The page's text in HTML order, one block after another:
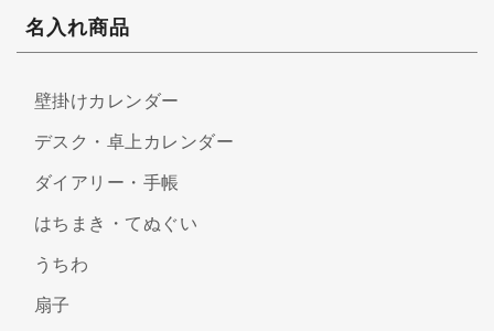
名入れ商品
壁掛けカレンダー
デスク・卓上カレンダー
ダイアリー・手帳
はちまき・てぬぐい
うちわ
扇子